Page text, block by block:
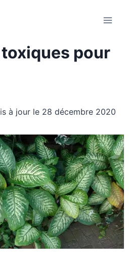
pour
à jour le 28 décembre 2020